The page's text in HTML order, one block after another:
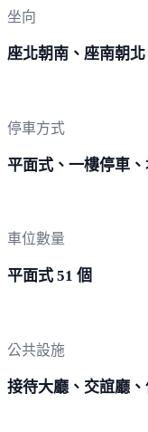
坐向
座北朝南、座南朝
停車方式
平面式、一樓停車
車位數量
平面式 51 個
公共設施
接待大廳、交誼廳